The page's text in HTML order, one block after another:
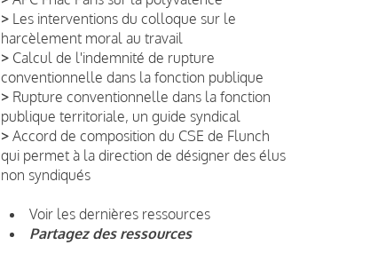
> Les interventions du colloque sur le
harcèlement moral au travail
> Calcul de l'indemnité de rupture
conventionnelle dans la fonction publique
> Rupture conventionnelle dans la fonction
publique territoriale, un guide syndical
> Accord de composition du CSE de Flunch
qui permet à la direction de désigner des élus
non syndiqués
Voir les dernières ressources
Partagez des ressources